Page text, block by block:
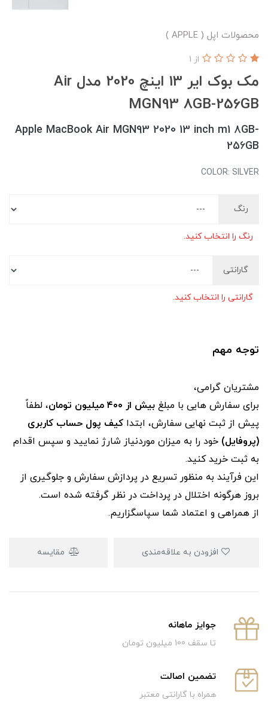
محصولات اپل ( APPLE )
مک بوک ایر 13 اینچ 2020 مدل Air
MGN93 8GB-256GB
از 1
Apple MacBook Air MGN93 2020 13 inch m1 8GB-
256GB
COLOR: SILVER
رنگ
رنگ را انتخاب کنید.
گارانتی
گارانتی را انتخاب کنید.
توجه مهم
مشتریان گرامی،
برای سفارش‌ هایی با مبلغ بیش از ۴۰۰ میلیون تومان
، لطفاً
پیش از ثبت نهایی سفارش، ابتدا کیف پول حساب کاربری
(پروفایل) خود را به میزان موردنیاز شارژ نمایید و سپس اقدام
به ثبت خرید کنید.
این فرآیند به‌ منظور تسریع در پردازش سفارش و جلوگیری از
بروز هرگونه اختلال در پرداخت در نظر گرفته شده است.
از همراهی و اعتماد شما سپاسگزاریم.
مقایسه
جوایز ماهانه
تا سقف 100 میلیون تومان
تضمین اصالت
همراه با گارانتی معتبر